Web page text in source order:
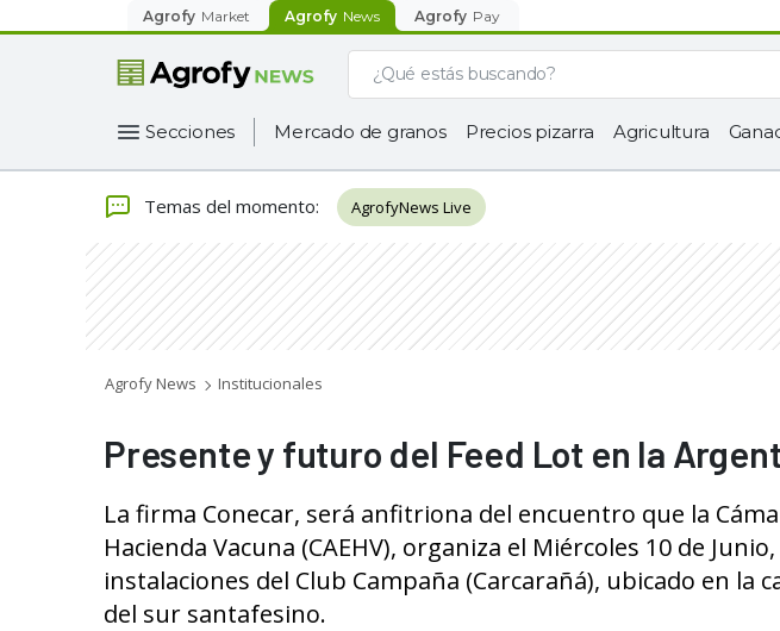
Agrofy Market Agrofy News Agrofy Pay
Secciones Mercado de granos Precios pizarra Agricultura
Temas del momento: AgrofyNews Live
Agrofy News Institucionales
Presente y futuro del Feed Lot en la
La firma Conecar, será anfitriona del encuentro que la
Hacienda Vacuna (CAEHV), organiza el Miércoles 10 de
instalaciones del Club Campaña (Carcarañá), ubicado en la
del sur santafesino.